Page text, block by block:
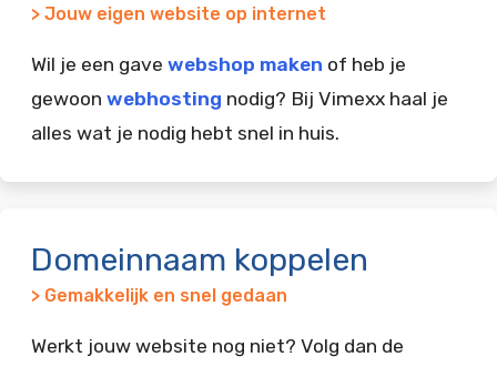
> Jouw eigen website op internet
Wil je een gave webshop maken of heb je
gewoon webhosting nodig? Bij Vimexx haal je
alles wat je nodig hebt snel in huis.
Domeinnaam koppelen
> Gemakkelijk en snel gedaan
Werkt jouw website nog niet? Volg dan de